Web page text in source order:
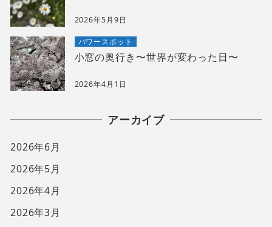
2026年5月9日
パワースポット
小窓の奥行き〜世界が変わった日〜
2026年4月1日
アーカイブ
2026年6月
2026年5月
2026年4月
2026年3月